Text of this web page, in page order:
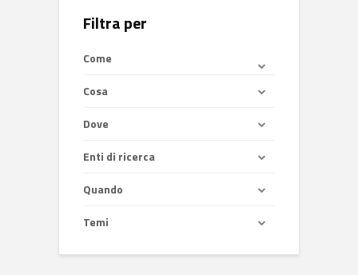
Filtra per
Come
Cosa
Dove
Enti di ricerca
Quando
Temi